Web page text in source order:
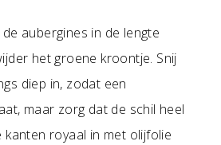
de aubergines in de lengte
het groene kroontje. Snij
diep in, zodat een
maar zorg dat de schil heel
kanten royaal in met olijfolie